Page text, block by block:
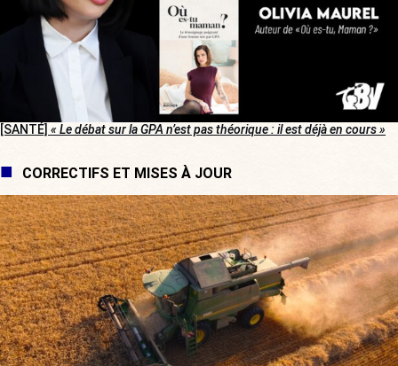
[SANTÉ] « Le débat sur la GPA n’est pas théorique : il est déjà en cours »
CORRECTIFS ET MISES À JOUR